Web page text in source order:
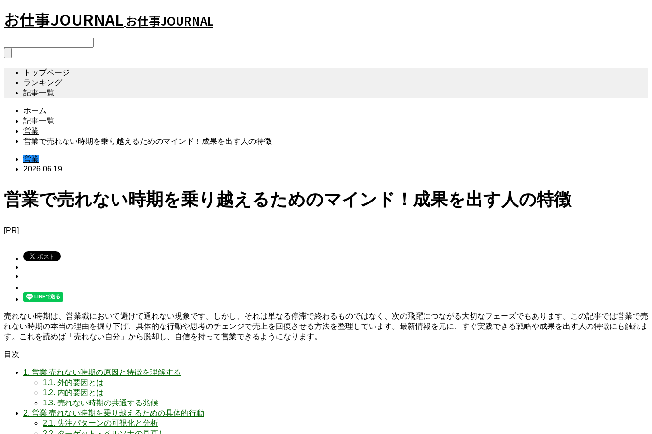
お仕事JOURNAL お仕事JOURNAL
トップページ
ランキング
記事一覧
ホーム
記事一覧
営業
営業で売れない時期を乗り越えるためのマインド！成果を出す人の特徴
営業
2026.06.19
営業で売れない時期を乗り越えるためのマインド！成果を出す人の特徴
[PR]
売れない時期は、営業職において避けて通れない現象です。しかし、それは単なる停滞で終わるものではなく、次の飛躍につながる大切なフェーズでもあります。この記事では営業で売
れない時期の本当の理由を掘り下げ、具体的な行動や思考のチェンジで売上を回復させる方法を整理しています。最新情報を元に、すぐ実践できる戦略や成果を出す人の特徴にも触れま
す。これを読めば「売れない自分」から脱却し、自信を持って営業できるようになります。
目次
1. 営業 売れない時期の原因と特徴を理解する
1.1. 外的要因とは
1.2. 内的要因とは
1.3. 売れない時期の共通する兆候
2. 営業 売れない時期を乗り越えるための具体的行動
2.1. 失注パターンの可視化と分析